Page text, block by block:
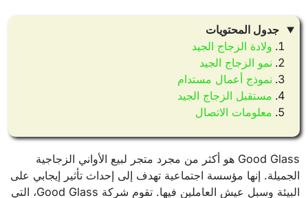
جدول المحتويات
ولادة الزجاج الجيد
نمو الزجاج الجيد
نموذج أعمال مستدام
مستقبل الزجاج الجيد
معلومات الاتصال
Good Glass هو أكثر من مجرد متجر لبيع الأواني الزجاجية
الجميلة. إنها مؤسسة اجتماعية تهدف إلى إحداث تأثير إيجابي على
البيئة وسبل عيش العاملين فيها. تقوم شركة Good Glass، التي